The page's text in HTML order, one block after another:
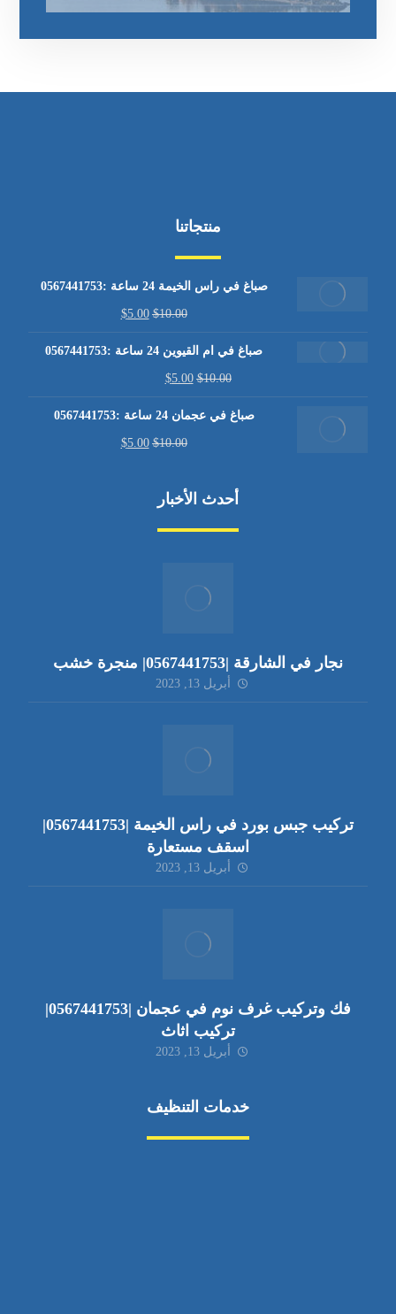
منتجاتنا
صباغ في راس الخيمة 24 ساعة :0567441753
$10.00
$5.00
صباغ في ام القيوين 24 ساعة :0567441753
$10.00
$5.00
صباغ في عجمان 24 ساعة :0567441753
$10.00
$5.00
أحدث الأخبار
نجار في الشارقة |0567441753| منجرة خشب
أبريل 13, 2023
تركيب جبس بورد في راس الخيمة |0567441753|
اسقف مستعارة
أبريل 13, 2023
فك وتركيب غرف نوم في عجمان |0567441753|
تركيب اثاث
أبريل 13, 2023
خدمات التنظيف